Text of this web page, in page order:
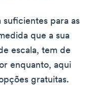
suficientes para as
que a sua
escala, tem de
enquanto, aqui
gratuitas.